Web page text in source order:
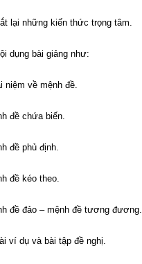
lại những kiến thức trọng tâm.
dụng bài giảng như:
niệm về mệnh đề.
đề chứa biến.
đề phủ định.
đề kéo theo.
đề đảo – mệnh đề tương đương.
ví dụ và bài tập đề nghị.